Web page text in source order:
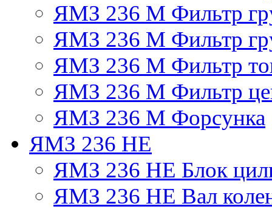
ЯМЗ 236 М Фильтр
ЯМЗ 236 М Фильтр
ЯМЗ 236 М Фильтр
ЯМЗ 236 М Фильтр
ЯМЗ 236 М Форсунка
ЯМЗ 236 НЕ
ЯМЗ 236 НЕ Блок
ЯМЗ 236 НЕ Вал